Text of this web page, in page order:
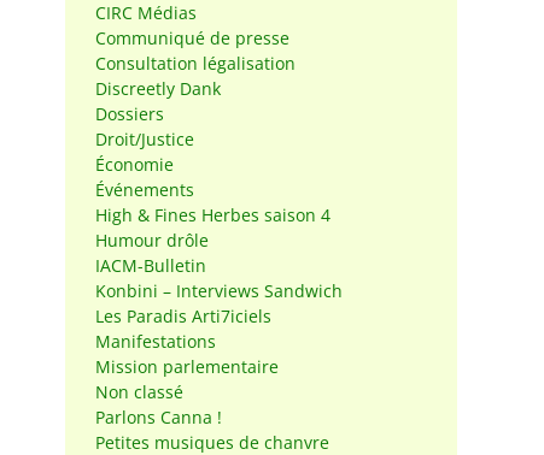
CIRC Médias
Communiqué de presse
Consultation légalisation
Discreetly Dank
Dossiers
Droit/Justice
Économie
Événements
High & Fines Herbes saison 4
Humour drôle
IACM-Bulletin
Konbini – Interviews Sandwich
Les Paradis Arti7iciels
Manifestations
Mission parlementaire
Non classé
Parlons Canna !
Petites musiques de chanvre